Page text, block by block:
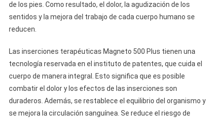
de los pies. Como resultado, el dolor, la agudización de los
sentidos y la mejora del trabajo de cada cuerpo humano se
reducen.
Las inserciones terapéuticas Magneto 500 Plus tienen una
tecnología reservada en el instituto de patentes, que cuida el
cuerpo de manera integral. Esto significa que es posible
combatir el dolor y los efectos de las inserciones son
duraderos. Además, se restablece el equilibrio del organismo y
se mejora la circulación sanguínea. Se reduce el riesgo de